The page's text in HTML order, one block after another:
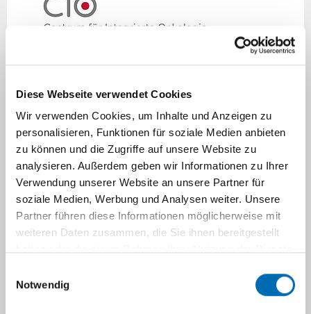
Diese Webseite verwendet Cookies
Wir verwenden Cookies, um Inhalte und Anzeigen zu
personalisieren, Funktionen für soziale Medien anbieten
zu können und die Zugriffe auf unsere Website zu
analysieren. Außerdem geben wir Informationen zu Ihrer
Verwendung unserer Website an unsere Partner für
soziale Medien, Werbung und Analysen weiter. Unsere
Partner führen diese Informationen möglicherweise mit
weiteren Daten zusammen, die Sie ihnen bereitgestellt
Notwendig
Die im Folgenden genannten Förderungen
Promovierenden am DSO-
Ausbildungsprogramm (Vorlesung und
Retreat) teilnehmen.
Finanzierung von iGRAD-
Fortbildungskursen (www.igrad.eu)
(Antrag an die DSO; für DSO-
als DSO-Kollegiat/in u. bei iGRAD)
Bezuschussung von Reisekosten für